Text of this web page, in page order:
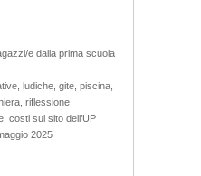
e dalla prima scuola
ludiche, gite, piscina,
riflessione
costi sul sito dell’UP
2025